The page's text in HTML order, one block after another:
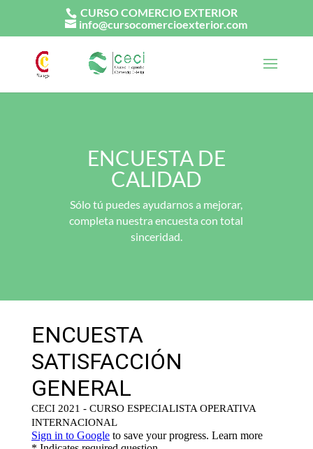
CURSO COMERCIO EXTERIOR
info@cursocomercioexterior.com
ENCUESTA DE
CALIDAD
Sólo tú puedes ayudarnos a mejorar,
completa nuestra encuesta con total
sinceridad.